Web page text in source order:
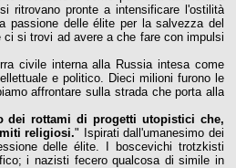
ritrovano pronte a intensificare l'ostilità
passione delle élite per la salvezza del
si trovi ad avere a che fare con impulsi
civile interna alla Russia intesa come
e politico. Dieci milioni furono le
affrontare sulla strada che porta alla
rottami di progetti utopistici che,
religiosi." Ispirati dall'umanesimo dei
delle élite. I boscevichi trotzkisti
i nazisti fecero qualcosa di simile in